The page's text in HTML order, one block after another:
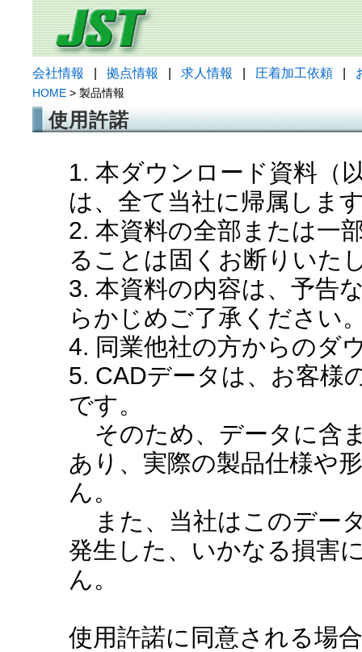
会社情報 拠点情報 求人情報 圧着加工依頼
HOME > 製品情報
使用許諾
1. 本ダウンロード資料（
は、全て当社に帰属しま
2. 本資料の全部または一
ることは固くお断りいた
3. 本資料の内容は、予告
らかじめご了承ください
4. 同業他社の方からのダ
5. CADデータは、お客様
です。
そのため、データに含
あり、実際の製品仕様や
ん。
また、当社はこのデー
発生した、いかなる損害
ん。
使用許諾に同意される場